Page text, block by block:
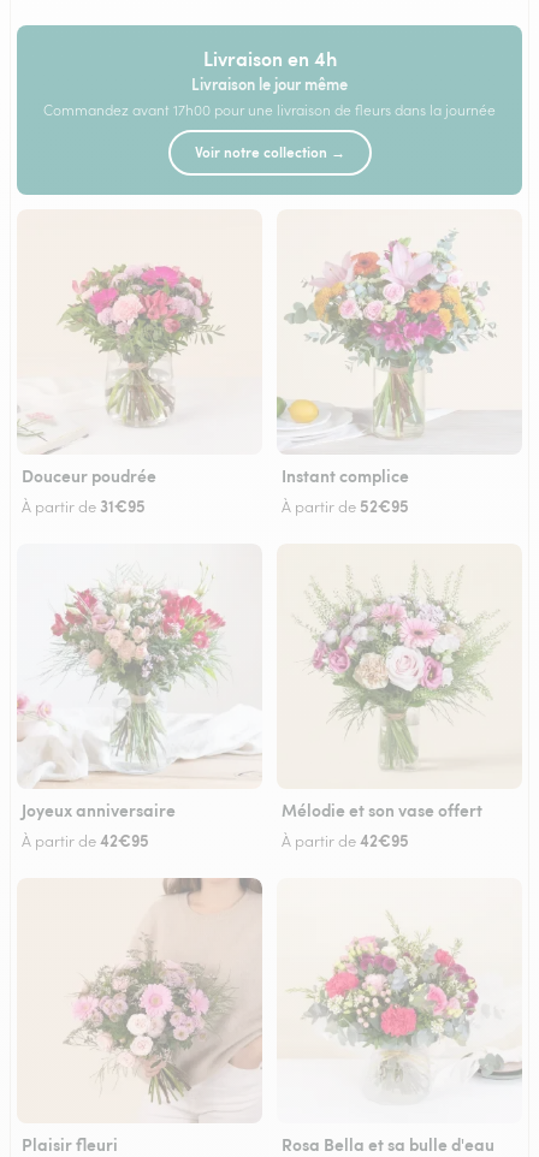
Livraison en 4h
Livraison le jour même
Commandez avant 17h00 pour une livraison de fleurs dans la journée
Voir notre collection →
Douceur poudrée
À partir de 31€95
Instant complice
À partir de 52€95
Joyeux anniversaire
À partir de42€95
Mélodie et son vase offert
À partir de42€95
Plaisir fleuri Rosa Bella et sa bulle d'eau